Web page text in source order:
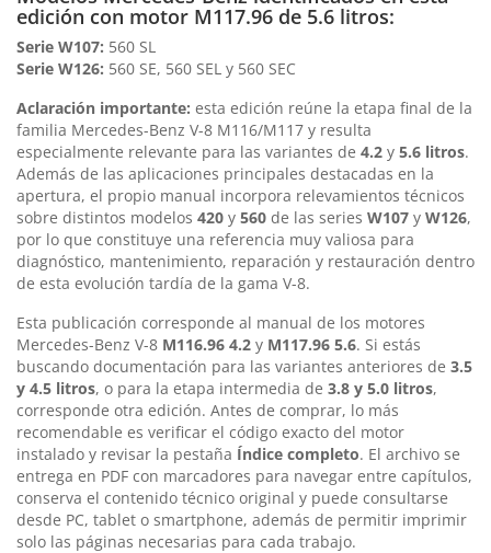
edición con motor M117.96 de 5.6 litros:
Serie W107: 560 SL
Serie W126: 560 SE, 560 SEL y 560 SEC
Aclaración importante: esta edición reúne la etapa final de la
familia Mercedes-Benz V-8 M116/M117 y resulta
especialmente relevante para las variantes de 4.2 y 5.6 litros.
Además de las aplicaciones principales destacadas en la
apertura, el propio manual incorpora relevamientos técnicos
sobre distintos modelos 420 y 560 de las series W107 y W126,
por lo que constituye una referencia muy valiosa para
diagnóstico, mantenimiento, reparación y restauración dentro
de esta evolución tardía de la gama V-8.
Esta publicación corresponde al manual de los motores
Mercedes-Benz V-8 M116.96 4.2 y M117.96 5.6. Si estás
buscando documentación para las variantes anteriores de 3.5
y 4.5 litros, o para la etapa intermedia de 3.8 y 5.0 litros,
corresponde otra edición. Antes de comprar, lo más
recomendable es verificar el código exacto del motor
instalado y revisar la pestaña Índice completo. El archivo se
entrega en PDF con marcadores para navegar entre capítulos,
conserva el contenido técnico original y puede consultarse
desde PC, tablet o smartphone, además de permitir imprimir
solo las páginas necesarias para cada trabajo.